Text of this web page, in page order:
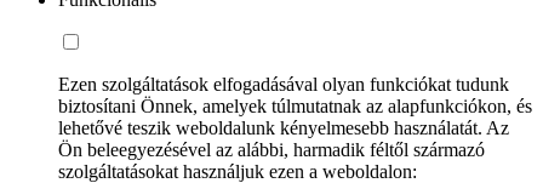
Ezen szolgáltatások elfogadásával olyan funkciókat tudunk
biztosítani Önnek, amelyek túlmutatnak az alapfunkciókon, és
lehetővé teszik weboldalunk kényelmesebb használatát. Az
Ön beleegyezésével az alábbi, harmadik féltől származó
szolgáltatásokat használjuk ezen a weboldalon: